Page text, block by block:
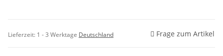
Lieferzeit: 1 - 3 Werktage Deutschland Frage zum Artikel